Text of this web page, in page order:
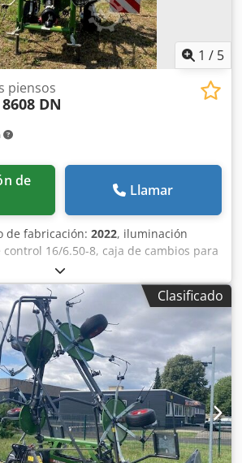
1 / 5
piensos
DN
Llamar
de fabricación: 2022, iluminación
16/6.50-8, caja de cambios para
sistema hidráulico / dispositivo de
/ Chedpfot I Hbusx Ac Tea
Clasificado